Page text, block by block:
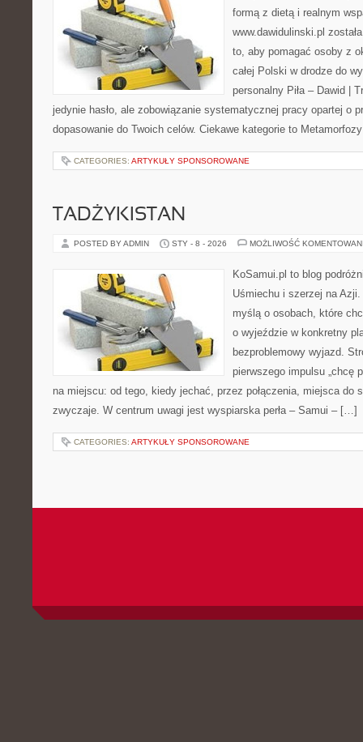
formą z dietą i realnym
www.dawidulinski.pl
to, aby pomagać osoby z
całej Polski w drodze do
personalny Piła – Dawid |
jedynie hasło, ale zobowiązanie systematycznej pracy opartej o
dopasowanie do Twoich celów. Ciekawe kategorie to
CATEGORIES: ARTYKUŁY SPONSOROWANE
TADŻYKISTAN
POSTED BY ADMIN STY - 8 - 2026 MOŻLIWOŚĆ
KoSamui.pl to blog
Uśmiechu i szerzej na
myślą o osobach, które
o wyjeździe w konkretny
bezproblemowy wyjazd.
pierwszego impulsu „chcę
na miejscu: od tego, kiedy jechać, przez połączenia, miejsca do
zwyczaje. W centrum uwagi jest wyspiarska perła – Samui – […]
CATEGORIES: ARTYKUŁY SPONSOROWANE